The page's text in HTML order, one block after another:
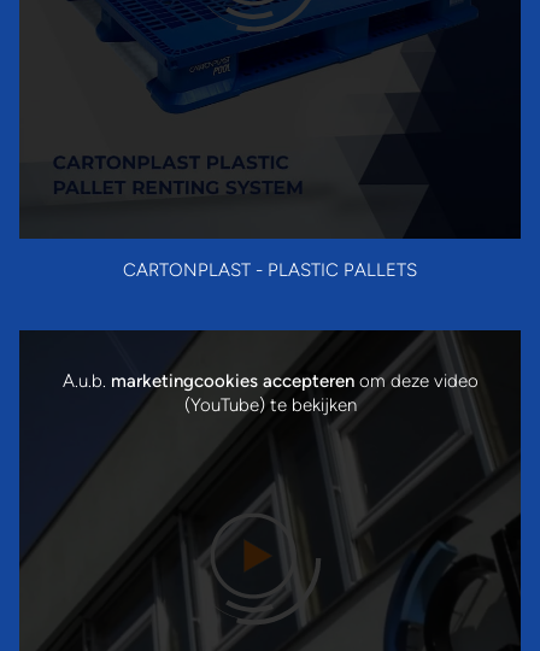
CARTONPLAST - PLASTIC PALLETS
A.u.b. marketingcookies accepterenom deze video
(YouTube) te bekijken